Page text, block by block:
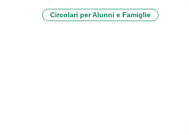
Circolari per Alunni e Famiglie